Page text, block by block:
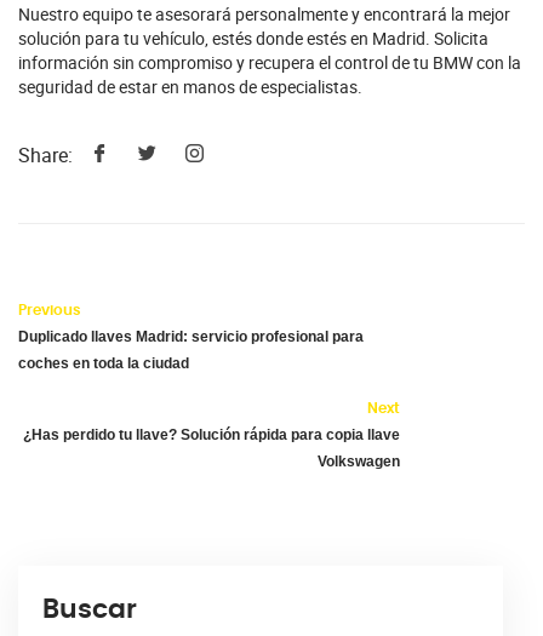
Nuestro equipo te asesorará personalmente y encontrará la mejor
solución para tu vehículo, estés donde estés en Madrid. Solicita
información sin compromiso y recupera el control de tu BMW con la
seguridad de estar en manos de especialistas.
Share:
Previous
Duplicado llaves Madrid: servicio profesional para
coches en toda la ciudad
Next
¿Has perdido tu llave? Solución rápida para copia llave
Volkswagen
Buscar